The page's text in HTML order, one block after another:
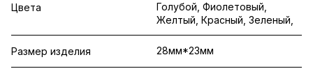
Цвета
Голубой, Фиолетовый,
Желтый, Красный, Зеленый,
Размер изделия 28мм*23мм